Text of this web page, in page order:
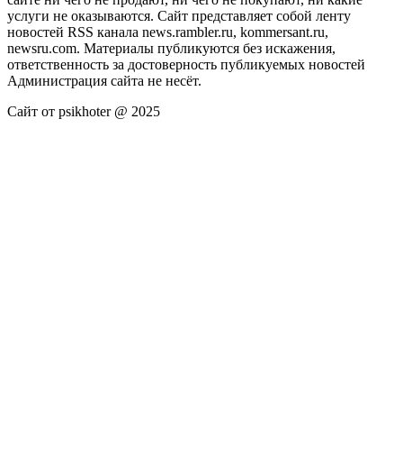
услуги не оказываются. Сайт представляет собой ленту
новостей RSS канала news.rambler.ru, kommersant.ru,
newsru.com. Материалы публикуются без искажения,
ответственность за достоверность публикуемых новостей
Администрация сайта не несёт.
Сайт от psikhoter @ 2025